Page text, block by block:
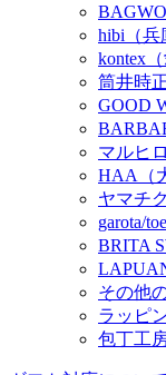
hibi（兵
kontex（
筒井時
GOOD
マルヒ
HAA（
ヤマチ
garota/
BRITA
その他
ラッピ
包丁工